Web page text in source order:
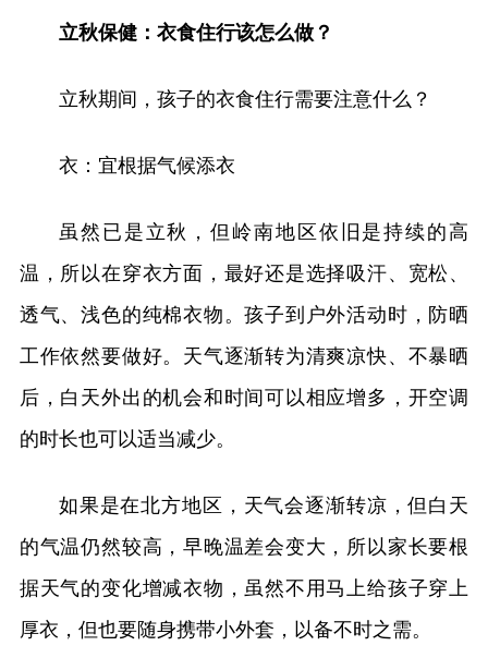
立秋保健：衣食住行该怎么做？
立秋期间，孩子的衣食住行需要注意什么？
衣：宜根据气候添衣
虽然已是立秋，但岭南地区依旧是持续的高
温，所以在穿衣方面，最好还是选择吸汗、宽松、
透气、浅色的纯棉衣物。孩子到户外活动时，防晒
工作依然要做好。天气逐渐转为清爽凉快、不暴晒
后，白天外出的机会和时间可以相应增多，开空调
的时长也可以适当减少。
如果是在北方地区，天气会逐渐转凉，但白天
的气温仍然较高，早晚温差会变大，所以家长要根
据天气的变化增减衣物，虽然不用马上给孩子穿上
厚衣，但也要随身携带小外套，以备不时之需。